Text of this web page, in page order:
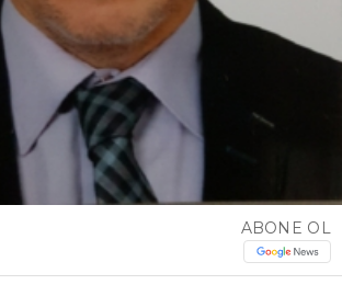
ABONE OL